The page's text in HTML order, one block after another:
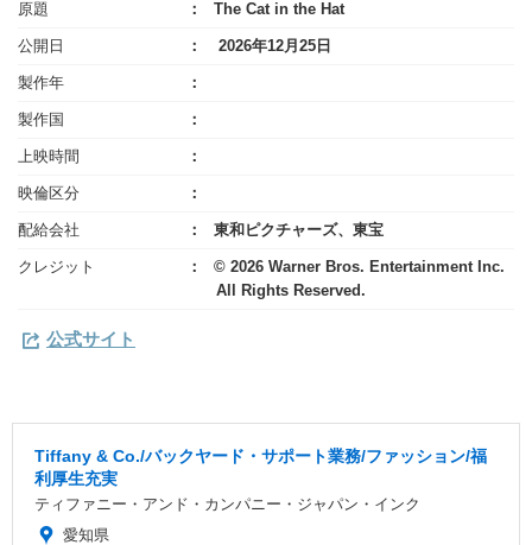
原題 The Cat in the Hat
公開日 2026年12月25日
製作年
製作国
上映時間
映倫区分
配給会社 東和ピクチャーズ、東宝
クレジット
© 2026 Warner Bros. Entertainment Inc.
All Rights Reserved.
公式サイト
Tiffany & Co./バックヤード・サポート業務/ファッション/福
利厚生充実
ティファニー・アンド・カンパニー・ジャパン・インク
愛知県